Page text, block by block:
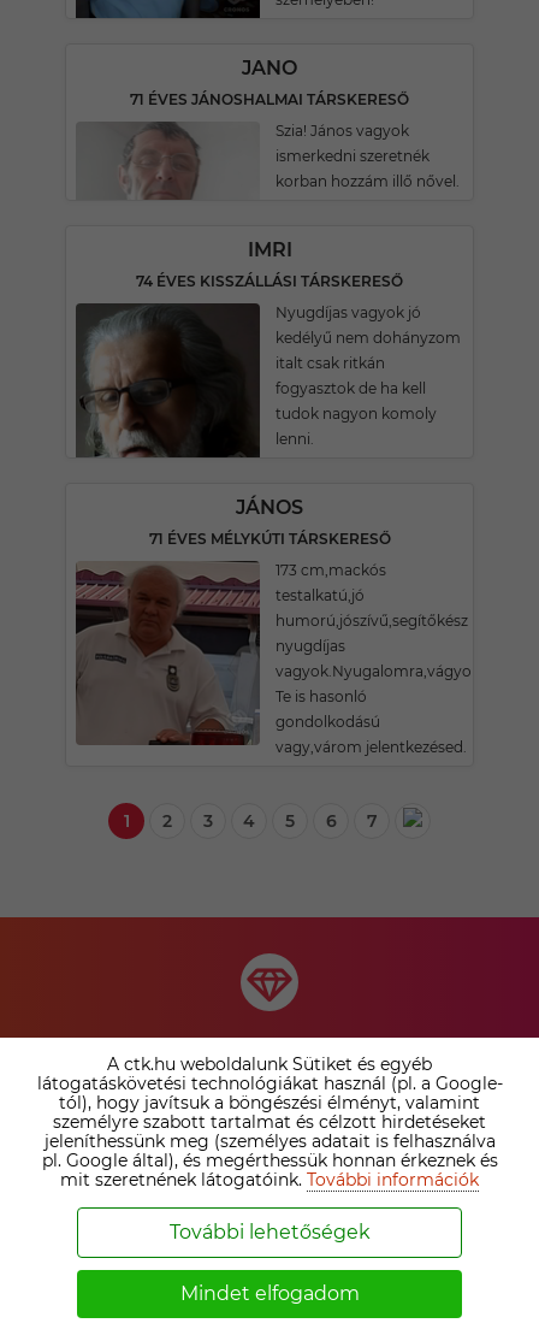
JANO
71 ÉVES JÁNOSHALMAI TÁRSKERESŐ
Szia! János vagyok
ismerkedni szeretnék
korban hozzám illő nővel.
IMRI
74 ÉVES KISSZÁLLÁSI TÁRSKERESŐ
Nyugdíjas vagyok jó
kedélyű nem dohányzom
italt csak ritkán
fogyasztok de ha kell
tudok nagyon komoly
lenni.
JÁNOS
71 ÉVES MÉLYKÚTI TÁRSKERESŐ
173 cm,mackós
testalkatú,jó
humorú,jószívű,segítőkész
nyugdíjas
vagyok.Nyugalomra,vágyom.Ha
Te is hasonló
gondolkodású
vagy,várom jelentkezésed.
1 2 3 4 5 6 7
TÁRSKERESŐ
SZOLGÁLTATÁSAINK
ÖSSZEHASONLÍTÁSA ›
Nézd meg az irodai prémium tagság és az online
társkereső tagságok közötti különbséget. Válaszd ki a
számodra legelőnyösebb megoldást!
Bővebben ›
A ctk.hu weboldalunk Sütiket és egyéb
látogatáskövetési technológiákat használ (pl. a Google-
tól), hogy javítsuk a böngészési élményt, valamint
személyre szabott tartalmat és célzott hirdetéseket
jeleníthessünk meg (személyes adatait is felhasználva
pl. Google által), és megérthessük honnan érkeznek és
mit szeretnének látogatóink. További információk
További lehetőségek
Mindet elfogadom